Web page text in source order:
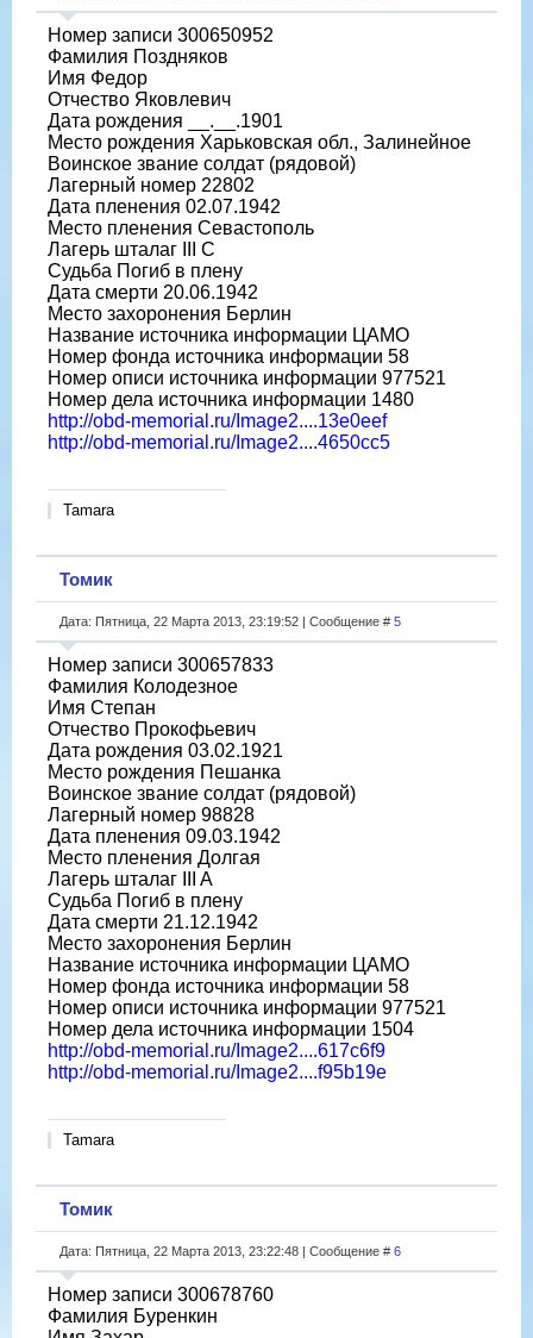
Номер записи 300650952
Фамилия Поздняков
Имя Федор
Отчество Яковлевич
Дата рождения __.__.1901
Место рождения Харьковская обл., Залинейное
Воинское звание солдат (рядовой)
Лагерный номер 22802
Дата пленения 02.07.1942
Место пленения Севастополь
Лагерь шталаг III C
Судьба Погиб в плену
Дата смерти 20.06.1942
Место захоронения Берлин
Название источника информации ЦАМО
Номер фонда источника информации 58
Номер описи источника информации 977521
Номер дела источника информации 1480
http://obd-memorial.ru/Image2....13e0eef
http://obd-memorial.ru/Image2....4650cc5
Tamara
Томик
Дата: Пятница, 22 Марта 2013, 23:19:52 | Сообщение # 5
Номер записи 300657833
Фамилия Колодезное
Имя Степан
Отчество Прокофьевич
Дата рождения 03.02.1921
Место рождения Пешанка
Воинское звание солдат (рядовой)
Лагерный номер 98828
Дата пленения 09.03.1942
Место пленения Долгая
Лагерь шталаг III A
Судьба Погиб в плену
Дата смерти 21.12.1942
Место захоронения Берлин
Название источника информации ЦАМО
Номер фонда источника информации 58
Номер описи источника информации 977521
Номер дела источника информации 1504
http://obd-memorial.ru/Image2....617c6f9
http://obd-memorial.ru/Image2....f95b19e
Tamara
Томик
Дата: Пятница, 22 Марта 2013, 23:22:48 | Сообщение # 6
Номер записи 300678760
Фамилия Буренкин